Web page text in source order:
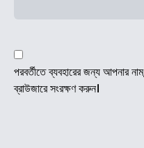
পরবর্তীতে ব্যবহারের জন্য আপনার
ব্রাউজারে সংরক্ষণ করুন।